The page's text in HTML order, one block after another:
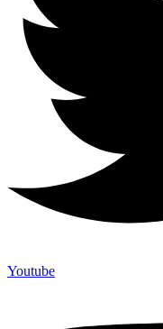
Youtube